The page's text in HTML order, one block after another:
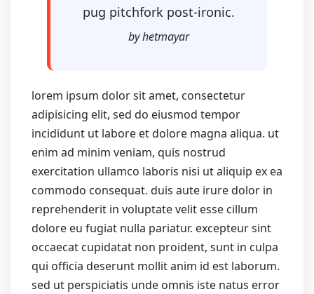
pug pitchfork post-ironic.
by hetmayar
lorem ipsum dolor sit amet, consectetur
adipisicing elit, sed do eiusmod tempor
incididunt ut labore et dolore magna aliqua. ut
enim ad minim veniam, quis nostrud
exercitation ullamco laboris nisi ut aliquip ex ea
commodo consequat. duis aute irure dolor in
reprehenderit in voluptate velit esse cillum
dolore eu fugiat nulla pariatur. excepteur sint
occaecat cupidatat non proident, sunt in culpa
qui officia deserunt mollit anim id est laborum.
sed ut perspiciatis unde omnis iste natus error